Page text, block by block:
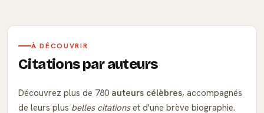
À DÉCOUVRIR
Citations par auteurs
Découvrez plus de 780 auteurs célèbres, accompagnés
de leurs plus belles citationset d'une brève biographie.